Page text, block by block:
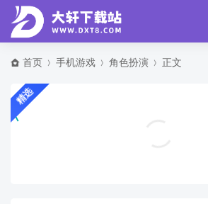
首页 手机游戏 角色扮演 正文
精选